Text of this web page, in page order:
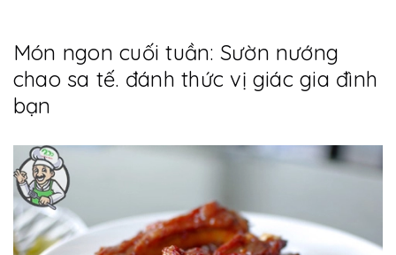
Món ngon cuối tuần: Sườn nướng
chao sa tế. đánh thức vị giác gia đình
bạn